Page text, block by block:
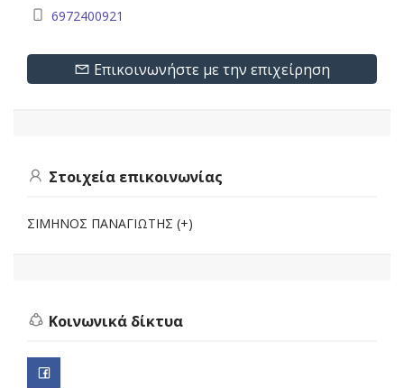
6972400921
Επικοινωνήστε με την επιχείρηση
Στοιχεία επικοινωνίας
ΣΙΜΗΝΟΣ ΠΑΝΑΓΙΩΤΗΣ (+)
Κοινωνικά δίκτυα